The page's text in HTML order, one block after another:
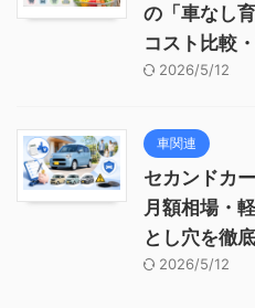
の「車なし
コスト比較
2026/5/12
車関連
セカンドカ
月額相場・
とし穴を徹
2026/5/12